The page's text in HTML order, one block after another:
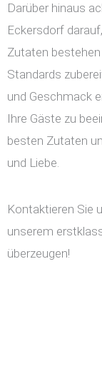
Darüber hinaus
Eckersdorf
Zutaten
Standards
und Geschmack
Ihre Gäste zu
besten Zutaten
und Liebe.
Kontaktieren Sie
unserem
überzeugen!